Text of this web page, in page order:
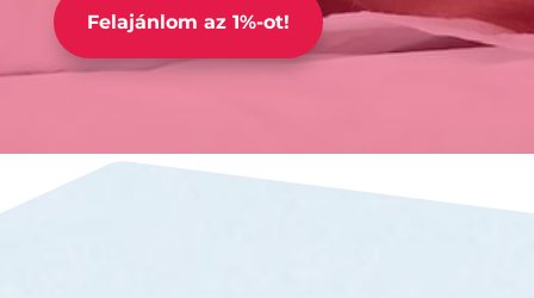
Felajánlom az 1%-ot!